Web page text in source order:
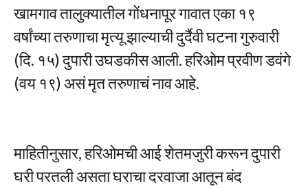
खामगाव तालुक्यातील गोंधनापूर गावात एका १९
वर्षांच्या तरुणाचा मृत्यू झाल्याची दुर्दैवी घटना गुरुवारी
(दि. १५) दुपारी उघडकीस आली. हरिओम प्रवीण डवंगे
(वय १९) असं मृत तरुणाचं नाव आहे.
माहितीनुसार, हरिओमची आई शेतमजुरी करून दुपारी
घरी परतली असता घराचा दरवाजा आतून बंद